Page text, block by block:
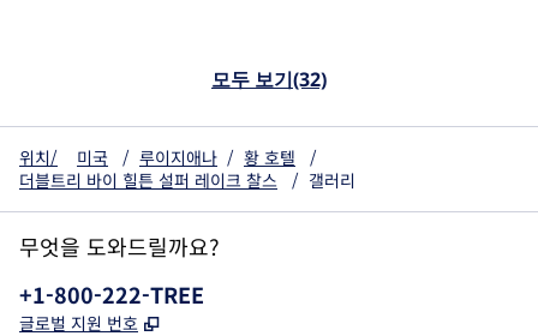
모두 보기(32)
위치/ 미국 / 루이지애나 / 황 호텔
/
더블트리 바이 힐튼 설퍼 레이크 찰스 / 갤러리
무엇을 도와드릴까요?
전화:
+1-800-222-TREE
글로벌 지원 번호 ,